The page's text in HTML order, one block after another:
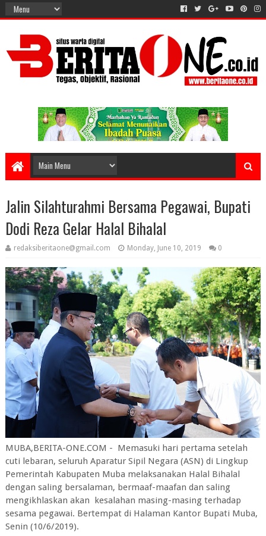
Jalin Silahturahmi Bersama Pegawai, Bupati
Dodi Reza Gelar Halal Bihalal
redaksiberitaone@gmail.com Monday, June 10, 2019 0
MUBA,BERITA-ONE.COM - Memasuki hari pertama setelah
cuti lebaran, seluruh Aparatur Sipil Negara (ASN) di Lingkup
Pemerintah Kabupaten Muba melaksanakan Halal Bihalal
dengan saling bersalaman, bermaaf-maafan dan saling
mengikhlaskan akan kesalahan masing-masing terhadap
sesama pegawai. Bertempat di Halaman Kantor Bupati Muba,
Senin (10/6/2019).